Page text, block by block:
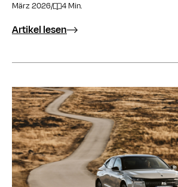
März 2026/ 4 Min.
Artikel lesen